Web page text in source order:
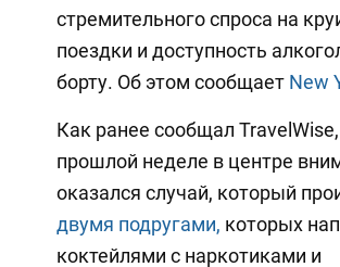
стремительного спроса на
поездки и доступность
борту. Об этом сообщает New
Как ранее сообщал
прошлой неделе в центре
оказался случай, который
двумя подругами, которых
коктейлями с наркотиками и